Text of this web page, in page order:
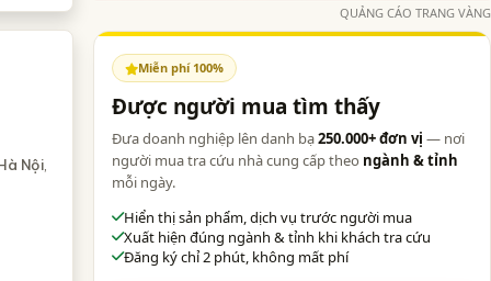
Nội
QUẢNG CÁO TRANG VÀNG
Miễn phí 100%
Được người mua tìm thấy
Đưa doanh nghiệp lên danh bạ250.000+ đơn vị — nơi
người mua tra cứu nhà cung cấp theo ngành & tỉnh
mỗi ngày.
Hiển thị sản phẩm, dịch vụ trước người mua
Xuất hiện đúng ngành & tỉnh khi khách tra cứu
Đăng ký chỉ 2 phút, không mất phí